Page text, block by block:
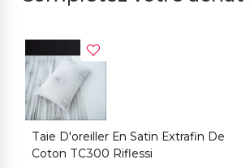
Taie D'oreiller En Satin Extrafin De
Coton TC300 Riflessi